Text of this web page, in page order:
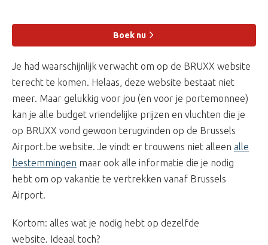
Boek nu
Je had waarschijnlijk verwacht om op de BRUXX website
terecht te komen. Helaas, deze website bestaat niet
meer. Maar gelukkig voor jou (en voor je portemonnee)
kan je alle budget vriendelijke prijzen en vluchten die je
op BRUXX vond gewoon terugvinden op de Brussels
Airport.be website. Je vindt er trouwens niet alleen alle
bestemmingen maar ook alle informatie die je nodig
hebt om op vakantie te vertrekken vanaf Brussels
Airport.
Kortom: alles wat je nodig hebt op dezelfde
website. Ideaal toch?